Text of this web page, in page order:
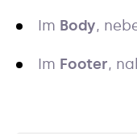
Im Body,
Im Footer,